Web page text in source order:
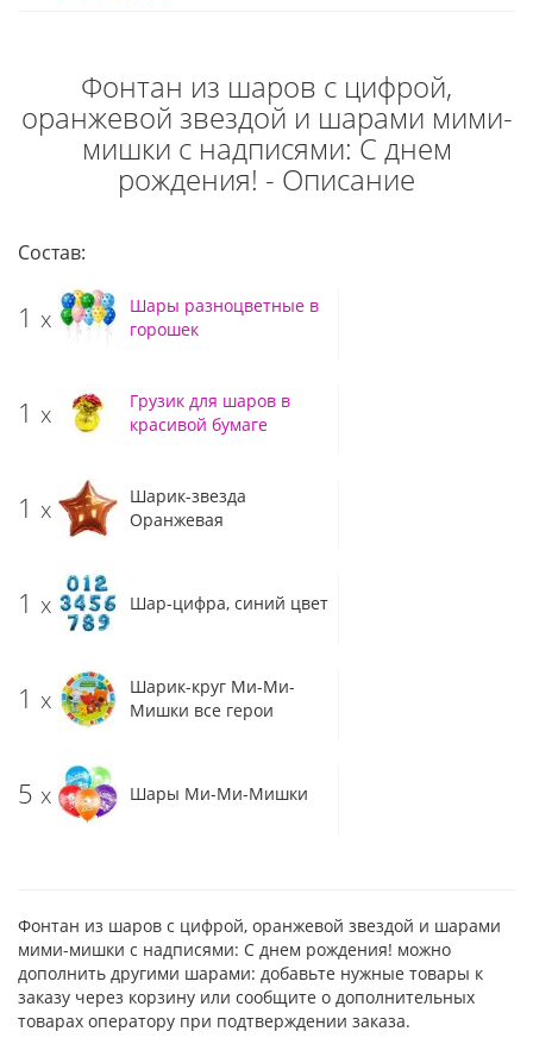
Фонтан из шаров с цифрой,
оранжевой звездой и шарами мими-
мишки с надписями: С днем
рождения! - Описание
Состав:
1 x
Шары разноцветные в
горошек
1 x
Грузик для шаров в
красивой бумаге
1 x
Шарик-звезда
Оранжевая
1 x Шар-цифра, синий цвет
1 x
Шарик-круг Ми-Ми-
Мишки все герои
5 x Шары Ми-Ми-Мишки
Фонтан из шаров с цифрой, оранжевой звездой и шарами
мими-мишки с надписями: С днем рождения! можно
дополнить другими шарами: добавьте нужные товары к
заказу через корзину или сообщите о дополнительных
товарах оператору при подтверждении заказа.